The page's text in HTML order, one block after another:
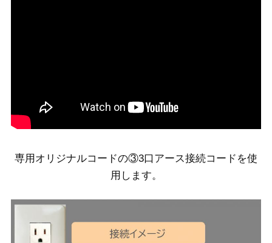
専用オリジナルコードの③3口アース接続コードを使
用します。